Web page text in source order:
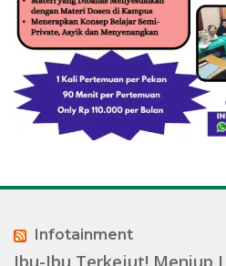
Infotainment
Ibu-Ibu Terkejut! Meniup